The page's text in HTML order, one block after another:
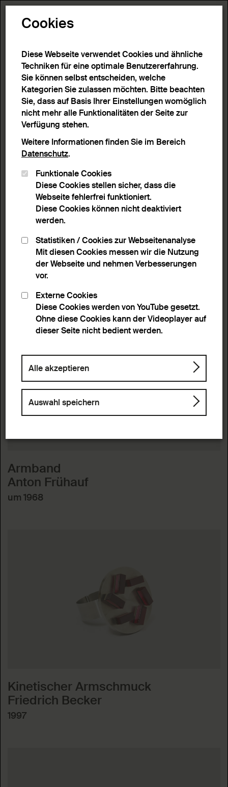
4 Ergebnisse
Start>Detailsuche>Suchergebnisse
Filter
Entferne Filter
Objektbezeichnung : Armschmuck
Sortieren nach
Anzahl Ergebnisse
Armband
Anton Frühauf
um 1968
Kinetischer Armschmuck
Friedrich Becker
1997
Cookies
Diese Webseite verwendet Cookies und ähnliche
Techniken für eine optimale Benutzererfahrung.
Sie können selbst entscheiden, welche
Kategorien Sie zulassen möchten. Bitte beachten
Sie, dass auf Basis Ihrer Einstellungen womöglich
nicht mehr alle Funktionalitäten der Seite zur
Verfügung stehen.
Weitere Informationen finden Sie im Bereich
Datenschutz.
Funktionale Cookies
Diese Cookies stellen sicher, dass die
Webseite fehlerfrei funktioniert.
Diese Cookies können nicht deaktiviert
werden.
Statistiken / Cookies zur Webseitenanalyse
Mit diesen Cookies messen wir die Nutzung
der Webseite und nehmen Verbesserungen
vor.
Externe Cookies
Diese Cookies werden von YouTube gesetzt.
Ohne diese Cookies kann der Videoplayer auf
dieser Seite nicht bedient werden.
Alle akzeptieren
Auswahl speichern